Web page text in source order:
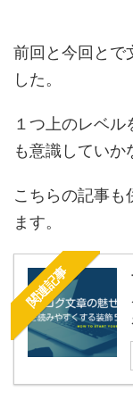
前回と今回とで
した。
１つ上のレベ
も意識していか
こちらの記事も
ます。
関連記事